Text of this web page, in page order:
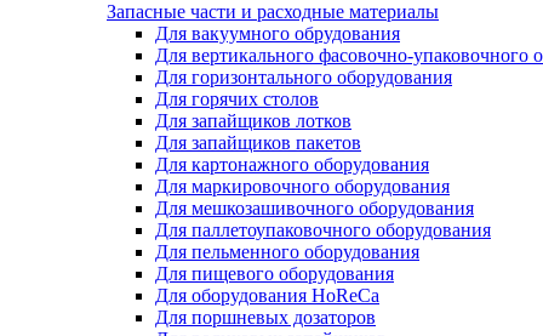
Запасные части и расходные материалы
Для вакуумного обрудования
Для вертикального фасовочно-упаковочного
Для горизонтального оборудования
Для горячих столов
Для запайщиков лотков
Для запайщиков пакетов
Для картонажного оборудования
Для маркировочного оборудования
Для мешкозашивочного оборудования
Для паллетоупаковочного оборудования
Для пельменного оборудования
Для пищевого оборудования
Для оборудования HoReCa
Для поршневых дозаторов